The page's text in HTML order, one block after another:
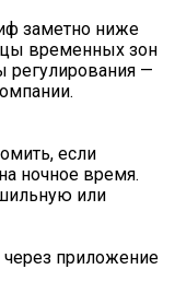
заметно ниже
временных зон
регулирования —
если
ночное время.
или
через приложение